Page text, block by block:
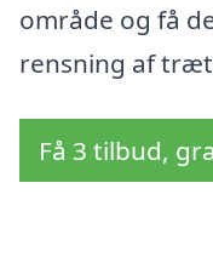
område og få
rensning af
Få 3 tilbud,